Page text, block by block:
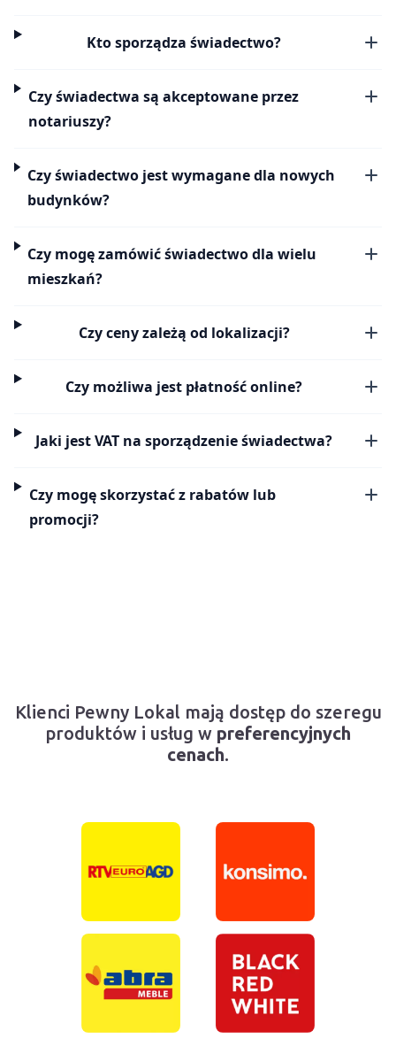
Kto sporządza świadectwo?
Czy świadectwa są akceptowane przez
notariuszy?
Czy świadectwo jest wymagane dla nowych
budynków?
Czy mogę zamówić świadectwo dla wielu
mieszkań?
Czy ceny zależą od lokalizacji?
Czy możliwa jest płatność online?
Jaki jest VAT na sporządzenie świadectwa?
Czy mogę skorzystać z rabatów lub
promocji?
Klienci Pewny Lokal mają dostęp do szeregu
produktów i usług w preferencyjnych
cenach.